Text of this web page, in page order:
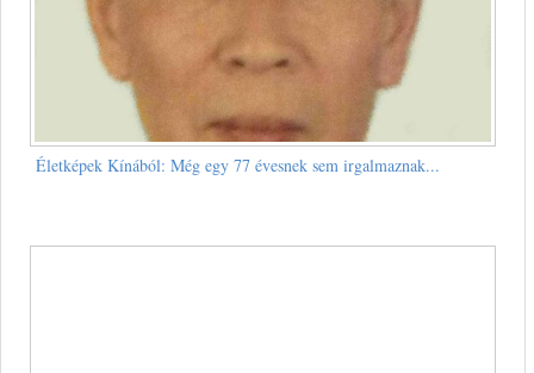
Életképek Kínából: Még egy 77 évesnek sem irgalmaznak...